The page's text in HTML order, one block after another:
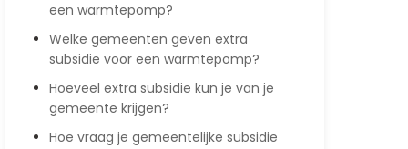
een warmtepomp?
Welke gemeenten geven extra
subsidie voor een warmtepomp?
Hoeveel extra subsidie kun je van je
gemeente krijgen?
Hoe vraag je gemeentelijke subsidie